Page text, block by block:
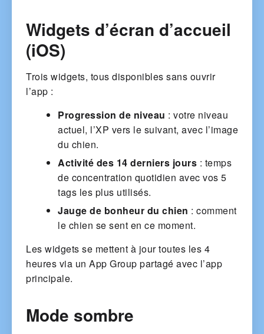
Widgets d’écran d’accueil
(iOS)
Trois widgets, tous disponibles sans ouvrir
l’app :
Progression de niveau : votre niveau
actuel, l’XP vers le suivant, avec l’image
du chien.
Activité des 14 derniers jours : temps
de concentration quotidien avec vos 5
tags les plus utilisés.
Jauge de bonheur du chien : comment
le chien se sent en ce moment.
Les widgets se mettent à jour toutes les 4
heures via un App Group partagé avec l’app
principale.
Mode sombre